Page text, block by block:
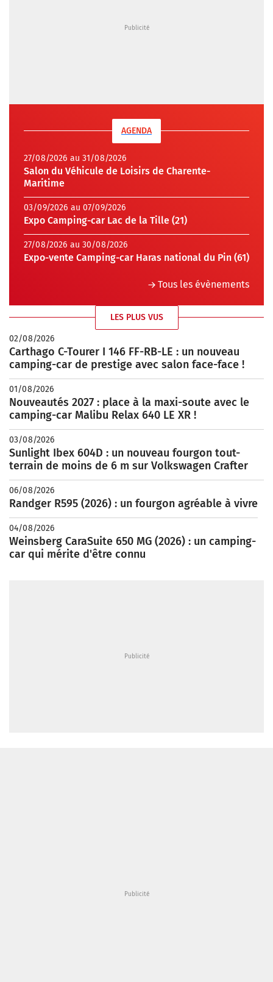
AGENDA
27/08/2026 au 31/08/2026
Salon du Véhicule de Loisirs de Charente-
Maritime
03/09/2026 au 07/09/2026
Expo Camping-car Lac de la Tille (21)
27/08/2026 au 30/08/2026
Expo-vente Camping-car Haras national du Pin (61)
Tous les évènements
LES PLUS VUS
02/08/2026
Carthago C-Tourer I 146 FF-RB-LE : un nouveau
camping-car de prestige avec salon face-face !
01/08/2026
Nouveautés 2027 : place à la maxi-soute avec le
camping-car Malibu Relax 640 LE XR !
03/08/2026
Sunlight Ibex 604D : un nouveau fourgon tout-
terrain de moins de 6 m sur Volkswagen Crafter
06/08/2026
Randger R595 (2026) : un fourgon agréable à vivre
04/08/2026
Weinsberg CaraSuite 650 MG (2026) : un camping-
car qui mérite d'être connu